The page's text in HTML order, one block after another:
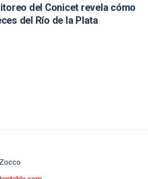
del Conicet revela cómo
del Río de la Plata